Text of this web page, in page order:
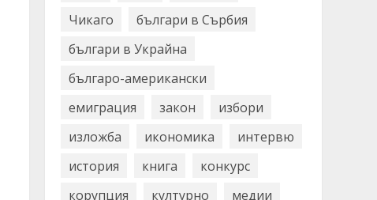
Чикаго
българи в Сърбия
българи в Украйна
българо-американски
емиграция
закон
избори
изложба
икономика
интервю
история
книга
конкурс
корупция
културно
медии